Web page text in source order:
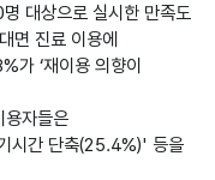
대상으로 실시한 만족도
면 진료 이용에
가 ‘재이용 의향이
용자들은
시간 단축(25.4%)' 등을